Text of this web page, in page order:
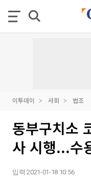
이투데이 사회 법조
동부구치소
사 시행...수
입력 2021-01-18 10:56